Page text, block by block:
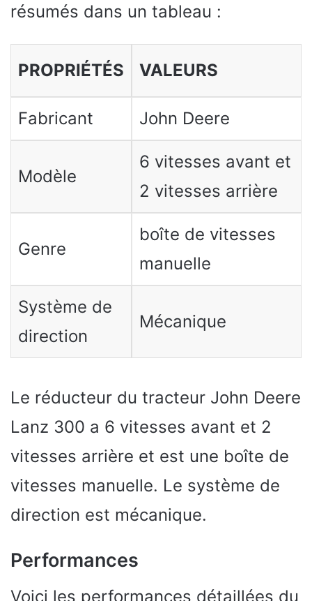
résumés dans un tableau :
PROPRIÉTÉS VALEURS
Fabricant John Deere
Modèle
6 vitesses avant et
2 vitesses arrière
Genre
boîte de vitesses
manuelle
Système de
direction
Mécanique
Le réducteur du tracteur John Deere
Lanz 300 a 6 vitesses avant et 2
vitesses arrière et est une boîte de
vitesses manuelle. Le système de
direction est mécanique.
Performances
Voici les performances détaillées du